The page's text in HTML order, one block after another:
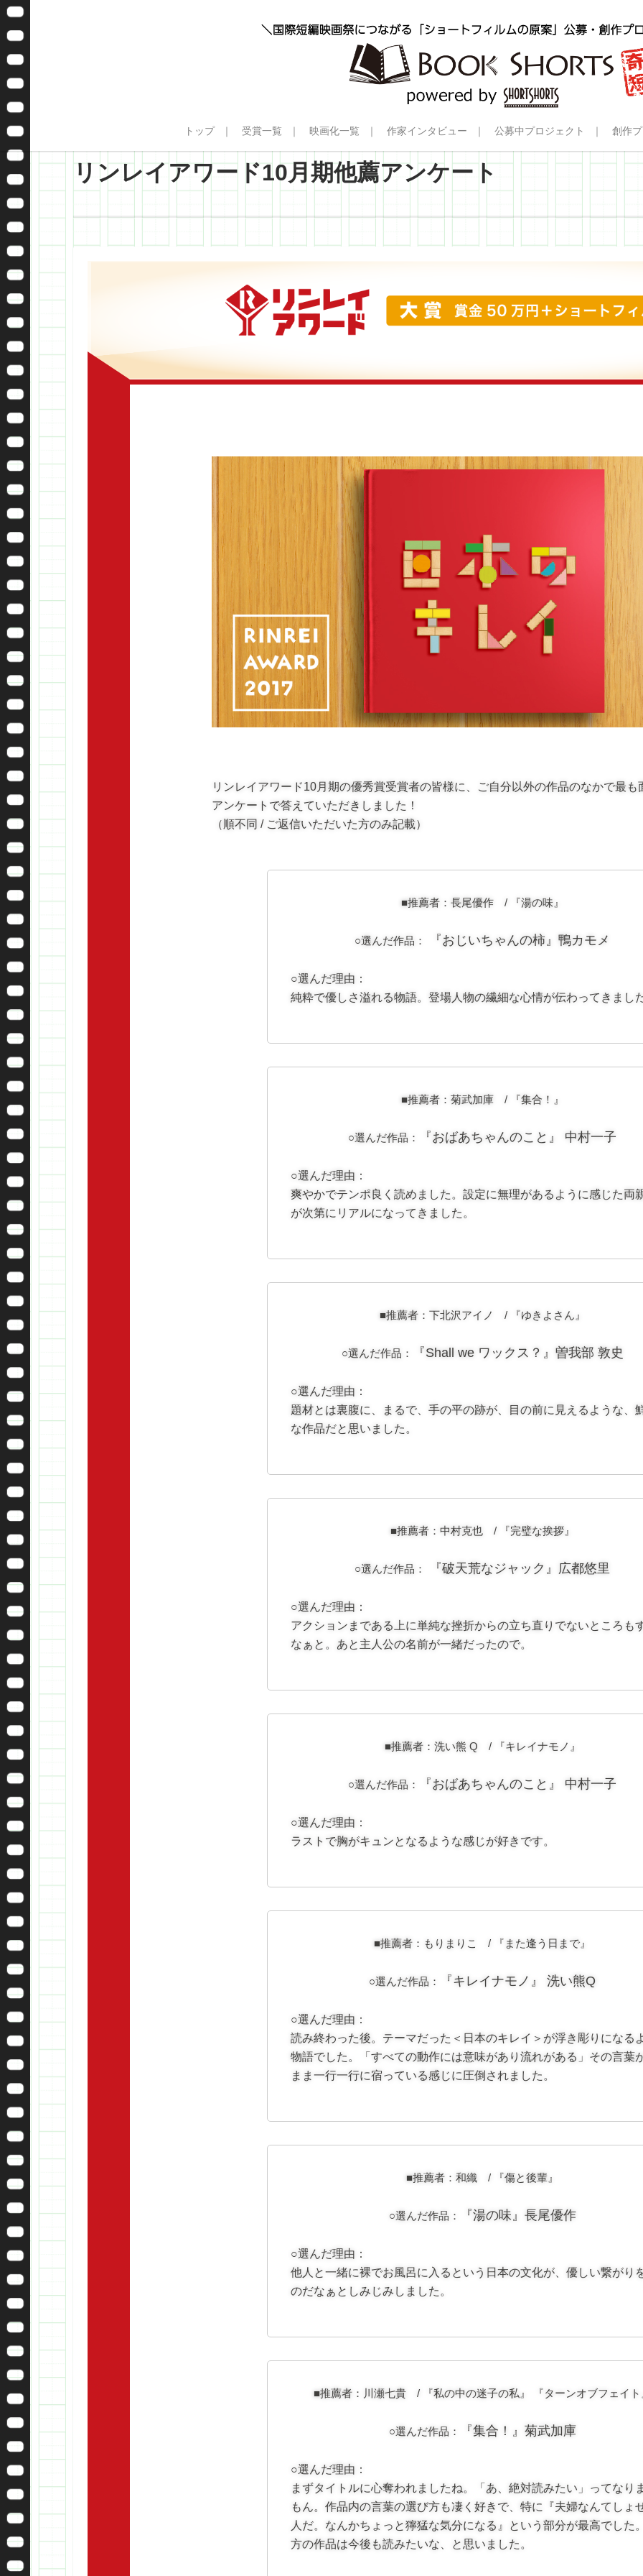
トップ 受賞一覧 映画化一覧 作家インタビュー 公募中プロジェクト 創作
リンレイアワード10月期他薦アンケート
リンレイアワード10月期の優秀賞受賞者の皆様に、ご自分以外の作品のなかで最も
アンケートで答えていただきしました！
（順不同 / ご返信いただいた方のみ記載）
■推薦者：長尾優作 / 『湯の味』
○選んだ作品： 『おじいちゃんの柿』鴨カモメ
○選んだ理由：
純粋で優しさ溢れる物語。登場人物の繊細な心情が伝わってきまし
■推薦者：菊武加庫 / 『集合！』
○選んだ作品： 『おばあちゃんのこと』 中村一子
○選んだ理由：
爽やかでテンポ良く読めました。設定に無理があるように感じた両
が次第にリアルになってきました。
■推薦者：下北沢アイノ / 『ゆきよさん』
○選んだ作品： 『Shall we ワックス？』曽我部 敦史
○選んだ理由：
題材とは裏腹に、まるで、手の平の跡が、目の前に見えるような、
な作品だと思いました。
■推薦者：中村克也 / 『完璧な挨拶』
○選んだ作品： 『破天荒なジャック』広都悠里
○選んだ理由：
アクションまである上に単純な挫折からの立ち直りでないところも
なぁと。あと主人公の名前が一緒だったので。
■推薦者：洗い熊 Q / 『キレイナモノ』
○選んだ作品： 『おばあちゃんのこと』 中村一子
○選んだ理由：
ラストで胸がキュンとなるような感じが好きです。
■推薦者：もりまりこ / 『また逢う日まで』
○選んだ作品： 『キレイナモノ』 洗い熊Q
○選んだ理由：
読み終わった後。テーマだった＜日本のキレイ＞が浮き彫りになる
物語でした。「すべての動作には意味があり流れがある」その言葉
まま一行一行に宿っている感じに圧倒されました。
■推薦者：和織 / 『傷と後輩』
○選んだ作品： 『湯の味』長尾優作
○選んだ理由：
他人と一緒に裸でお風呂に入るという日本の文化が、優しい繋がり
のだなぁとしみじみしました。
■推薦者：川瀬七貴 / 『私の中の迷子の私』 『ターンオブフェイ
○選んだ作品： 『集合！』菊武加庫
○選んだ理由：
まずタイトルに心奪われましたね。「あ、絶対読みたい」ってなり
もん。作品内の言葉の選び方も凄く好きで、特に『夫婦なんてしょ
人だ。なんかちょっと獰猛な気分になる』という部分が最高でした
方の作品は今後も読みたいな、と思いました。